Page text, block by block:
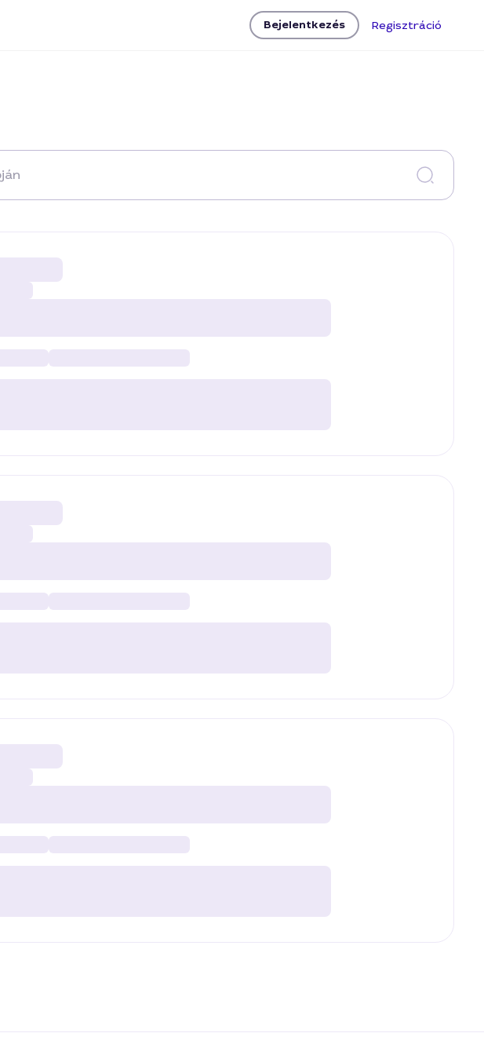
Bejelentkezés Regisztráció